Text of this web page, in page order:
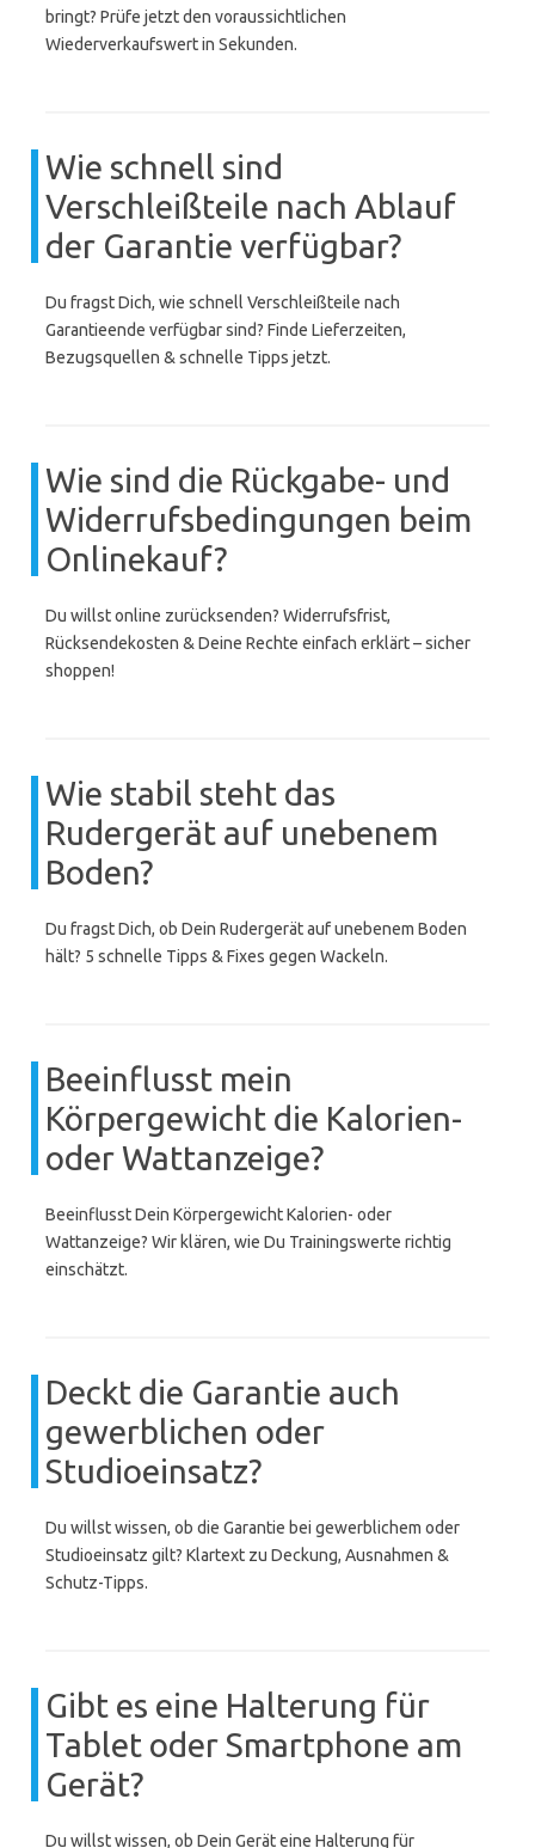
bringt? Prüfe jetzt den voraussichtlichen
Wiederverkaufswert in Sekunden.
Wie schnell sind
Verschleißteile nach Ablauf
der Garantie verfügbar?
Du fragst Dich, wie schnell Verschleißteile nach
Garantieende verfügbar sind? Finde Lieferzeiten,
Bezugsquellen & schnelle Tipps jetzt.
Wie sind die Rückgabe- und
Widerrufsbedingungen beim
Onlinekauf?
Du willst online zurücksenden? Widerrufsfrist,
Rücksendekosten & Deine Rechte einfach erklärt – sicher
shoppen!
Wie stabil steht das
Rudergerät auf unebenem
Boden?
Du fragst Dich, ob Dein Rudergerät auf unebenem Boden
hält? 5 schnelle Tipps & Fixes gegen Wackeln.
Beeinflusst mein
Körpergewicht die Kalorien-
oder Wattanzeige?
Beeinflusst Dein Körpergewicht Kalorien- oder
Wattanzeige? Wir klären, wie Du Trainingswerte richtig
einschätzt.
Deckt die Garantie auch
gewerblichen oder
Studioeinsatz?
Du willst wissen, ob die Garantie bei gewerblichem oder
Studioeinsatz gilt? Klartext zu Deckung, Ausnahmen &
Schutz-Tipps.
Gibt es eine Halterung für
Tablet oder Smartphone am
Gerät?
Du willst wissen, ob Dein Gerät eine Halterung für